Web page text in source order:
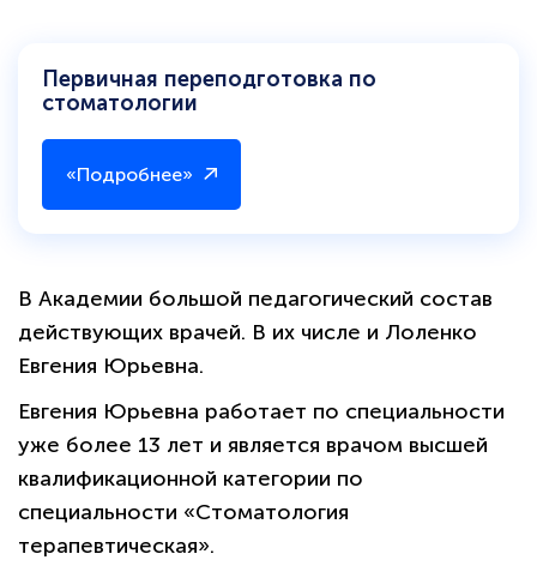
Первичная переподготовка по
стоматологии
«Подробнее»
В Академии большой педагогический состав
действующих врачей. В их числе и Лоленко
Евгения Юрьевна.
Евгения Юрьевна работает по специальности
уже более 13 лет и является врачом высшей
квалификационной категории по
специальности «Стоматология
терапевтическая».